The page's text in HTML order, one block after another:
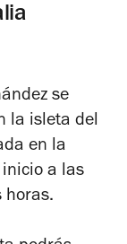
se
la isleta del
en la
inicio a las
horas.